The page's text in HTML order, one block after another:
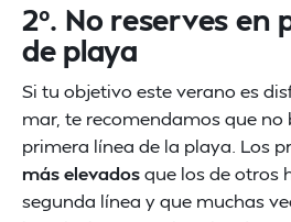
2º. No reserves en
de playa
Si tu objetivo este verano es
mar, te recomendamos que no
primera línea de la playa. Los
más elevadosque los de otros
segunda línea y que muchas